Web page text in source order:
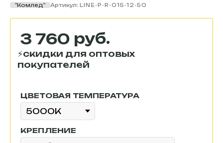
"Комлед" Артикул: LINE-P-R-015-12-50
3 760 руб.
ЦВЕТОВАЯ ТЕМПЕРАТУРА
КРЕПЛЕНИЕ